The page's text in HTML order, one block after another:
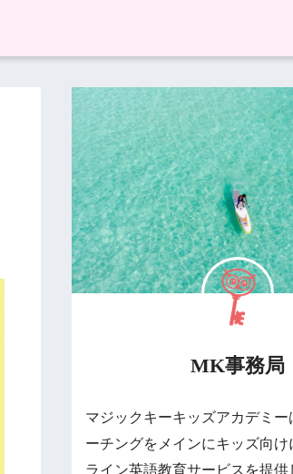
MK事務局
マジックキーキッズアカデミー
ーチングをメインにキッズ向け
ライン英語教育サービスを提供